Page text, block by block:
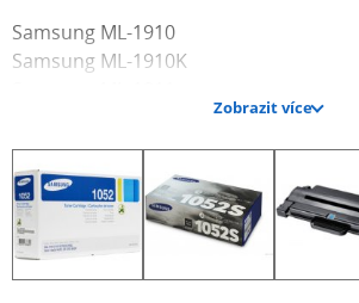
Samsung ML-1910
Samsung ML-1910K
Samsung ML-1915DSP
Samsung ML-1915K
Samsung ML-1916K
Samsung ML-2525
Samsung ML-2525K
Zobrazit více